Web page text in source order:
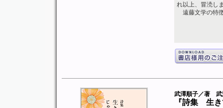
れ以上、冒涜し
遠藤文学の特
武澤順子／著 武
『詩集 生き